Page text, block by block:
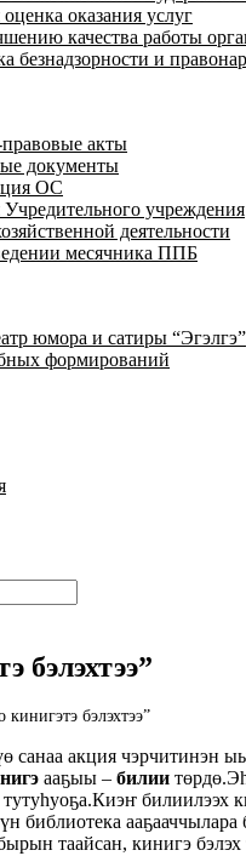
оказания услуг
качества работы
безнадзорности и
акты
документы
ОС
учреждения
деятельности
месячника ППБ
юмора и сатиры “Эгэлгэ”
формирований
бэлэхтээ”
кинигэтэ бэлэхтээ”
санаа акция чэрчитинэн
ааҕыы – билии
тутуһуоҕа.Киэҥ
библиотека
таайсан, кинигэ